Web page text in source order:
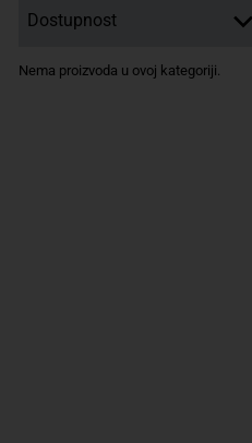
Nema proizvoda u ovoj kategoriji.